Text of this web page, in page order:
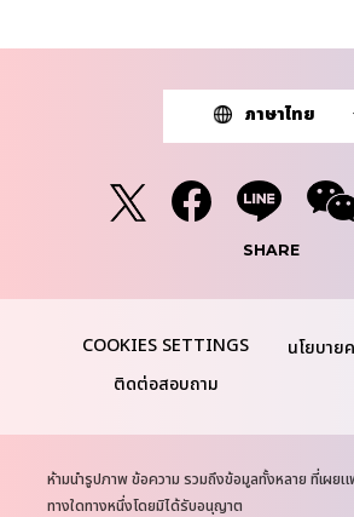
ภาษาไทย
SHARE
นโยบาย
ติดต่อสอบถาม
N
o
ห้ามนำรูปภาพ ข้อความ รวมถึงข้อมูลทั้งหลาย ที่เผยแ
ทางใดทางหนึ่งโดยมิได้รับอนุญาต